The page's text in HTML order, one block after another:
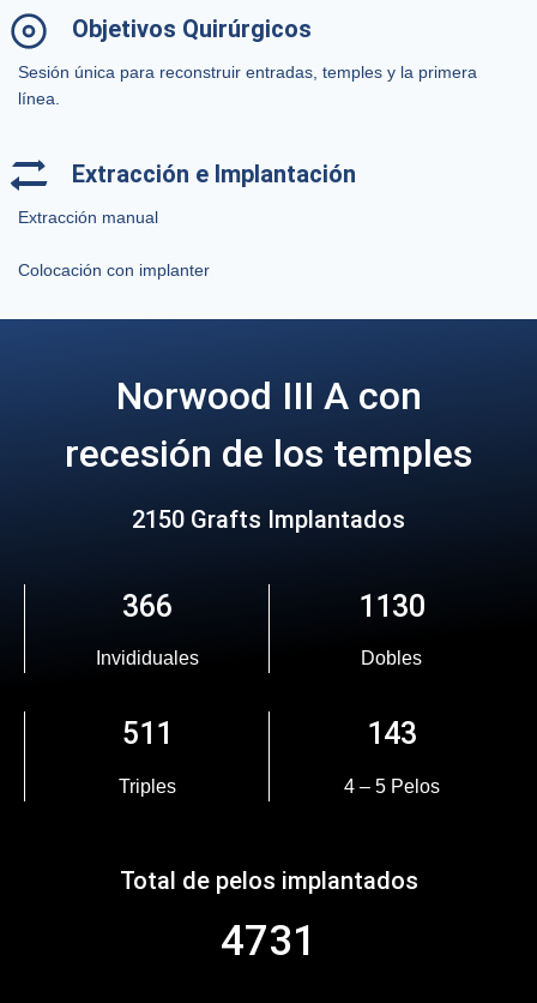
Objetivos Quirúrgicos
Sesión única para reconstruir entradas, temples y la primera
línea.
Extracción e Implantación
Extracción manual
Colocación con implanter
Norwood III A con
recesión de los temples
2150 Grafts Implantados
366
Invididuales
1130
Dobles
511
Triples
143
4 – 5 Pelos
Total de pelos implantados
4731